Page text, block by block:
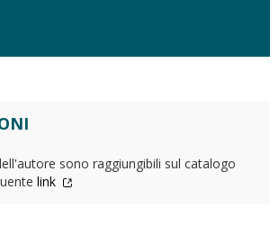
sono raggiungibili sul catalogo
link